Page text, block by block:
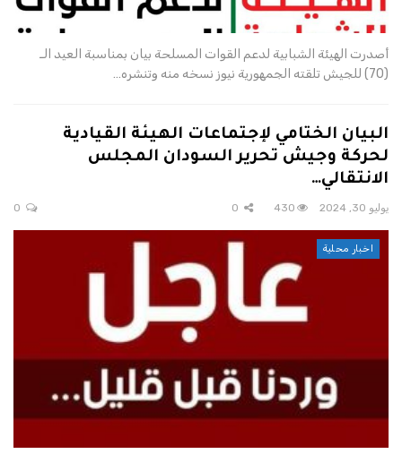
أصدرت الهيئة الشبابية لدعم القوات المسلحة بيان بمناسبة العيد الـ
(70) للجيش تلقته الجمهورية نيوز نسخه منه وتنشره…
البيان الختامي لإجتماعات الهيئة القيادية
لحركة وجيش تحرير السودان المجلس
الانتقالي…
يوليو 30, 2024 430
اخبار محلية